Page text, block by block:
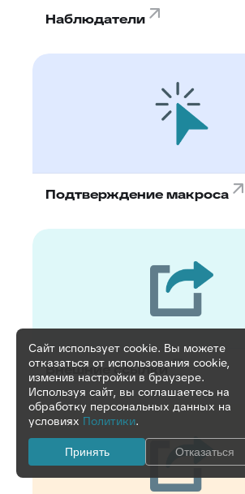
Наблюдатели
Подтверждение макроса
Внешние ссылки
Сайт использует cookie. Вы можете
отказаться от использования cookie,
изменив настройки в браузере.
Используя сайт, вы соглашаетесь на
обработку персональных данных на
условиях Политики.
Принять Отказаться